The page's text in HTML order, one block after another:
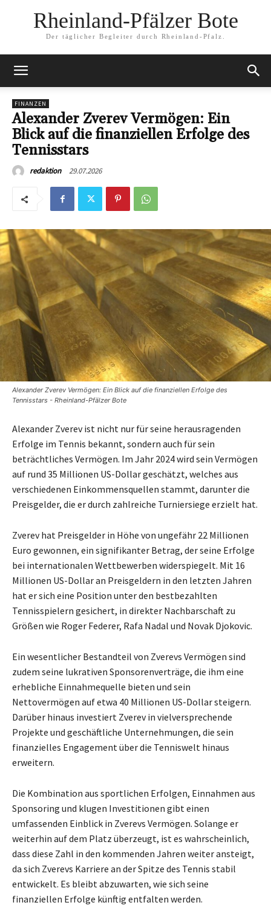
Rheinland-Pfälzer Bote
Der täglicher Begleiter durch Rheinland-Pfalz.
FINANZEN
Alexander Zverev Vermögen: Ein
Blick auf die finanziellen Erfolge des
Tennisstars
redaktion 29.07.2026
Alexander Zverev Vermögen: Ein Blick auf die finanziellen Erfolge des
Tennisstars - Rheinland-Pfälzer Bote
Alexander Zverev ist nicht nur für seine herausragenden
Erfolge im Tennis bekannt, sondern auch für sein
beträchtliches Vermögen. Im Jahr 2024 wird sein Vermögen
auf rund 35 Millionen US-Dollar geschätzt, welches aus
verschiedenen Einkommensquellen stammt, darunter die
Preisgelder, die er durch zahlreiche Turniersiege erzielt hat.
Zverev hat Preisgelder in Höhe von ungefähr 22 Millionen
Euro gewonnen, ein signifikanter Betrag, der seine Erfolge
bei internationalen Wettbewerben widerspiegelt. Mit 16
Millionen US-Dollar an Preisgeldern in den letzten Jahren
hat er sich eine Position unter den bestbezahlten
Tennisspielern gesichert, in direkter Nachbarschaft zu
Größen wie Roger Federer, Rafa Nadal und Novak Djokovic.
Ein wesentlicher Bestandteil von Zverevs Vermögen sind
zudem seine lukrativen Sponsorenverträge, die ihm eine
erhebliche Einnahmequelle bieten und sein
Nettovermögen auf etwa 40 Millionen US-Dollar steigern.
Darüber hinaus investiert Zverev in vielversprechende
Projekte und geschäftliche Unternehmungen, die sein
finanzielles Engagement über die Tenniswelt hinaus
erweitern.
Die Kombination aus sportlichen Erfolgen, Einnahmen aus
Sponsoring und klugen Investitionen gibt einen
umfassenden Einblick in Zverevs Vermögen. Solange er
weiterhin auf dem Platz überzeugt, ist es wahrscheinlich,
dass diese Zahl in den kommenden Jahren weiter ansteigt,
da sich Zverevs Karriere an der Spitze des Tennis stabil
entwickelt. Es bleibt abzuwarten, wie sich seine
finanziellen Erfolge künftig entfalten werden.